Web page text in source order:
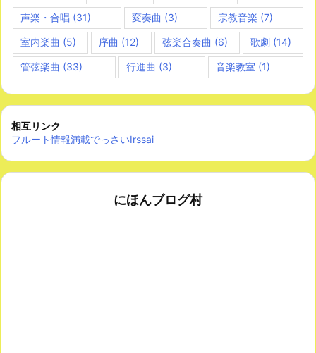
声楽・合唱 (31) 変奏曲 (3) 宗教音楽 (7)
室内楽曲 (5) 序曲 (12) 弦楽合奏曲 (6) 歌劇(14)
管弦楽曲 (33) 行進曲 (3) 音楽教室 (1)
相互リンク
フルート情報満載でっさいIrssai
にほんブログ村